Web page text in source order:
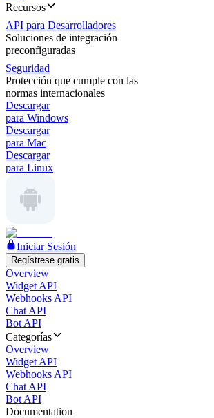
Recursos
API para Desarrolladores
Soluciones de integración
preconfiguradas
Seguridad
Protección que cumple con las
normas internacionales
Descargar
para Windows
Descargar
para Mac
Descargar
para Linux
Iniciar Sesión
Regístrese gratis
Overview
Widget API
Webhooks API
Chat API
Bot API
Categorías
Overview
Widget API
Webhooks API
Chat API
Bot API
Documentation